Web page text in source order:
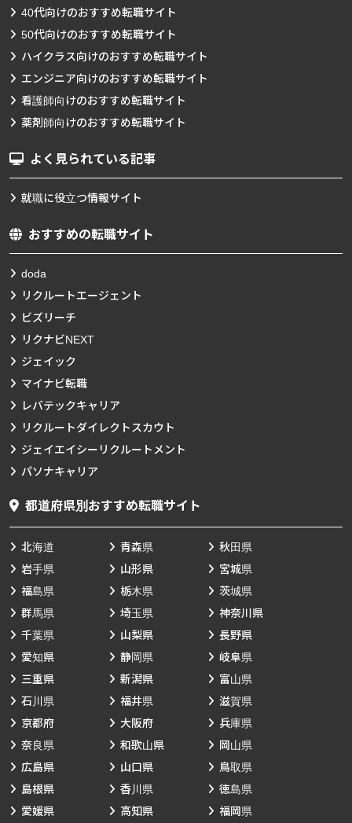
40代向けのおすすめ転職サイト
50代向けのおすすめ転職サイト
ハイクラス向けのおすすめ転職サイト
エンジニア向けのおすすめ転職サイト
看護師向けのおすすめ転職サイト
薬剤師向けのおすすめ転職サイト
よく見られている記事
就職に役立つ情報サイト
おすすめの転職サイト
doda
リクルートエージェント
ビズリーチ
リクナビNEXT
ジェイック
マイナビ転職
レバテックキャリア
リクルートダイレクトスカウト
ジェイエイシーリクルートメント
パソナキャリア
都道府県別おすすめ転職サイト
北海道 青森県
秋田県
岩手県
山形県
宮城県
福島県
栃木県
茨城県
群馬県
埼玉県
神奈川県
千葉県
山梨県
長野県
愛知県
静岡県
岐阜県
三重県
新潟県
富山県
石川県
福井県
滋賀県
京都府
大阪府
兵庫県
奈良県
和歌山県
岡山県
広島県
山口県
鳥取県
島根県
香川県
徳島県
愛媛県
高知県
福岡県